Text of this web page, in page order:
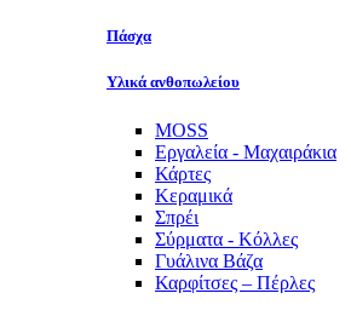
Πάσχα
Υλικά ανθοπωλείου
MOSS
Εργαλεία - Μαχαιράκια
Κάρτες
Κεραμικά
Σπρέι
Σύρματα - Κόλλες
Γυάλινα Βάζα
Καρφίτσες – Πέρλες